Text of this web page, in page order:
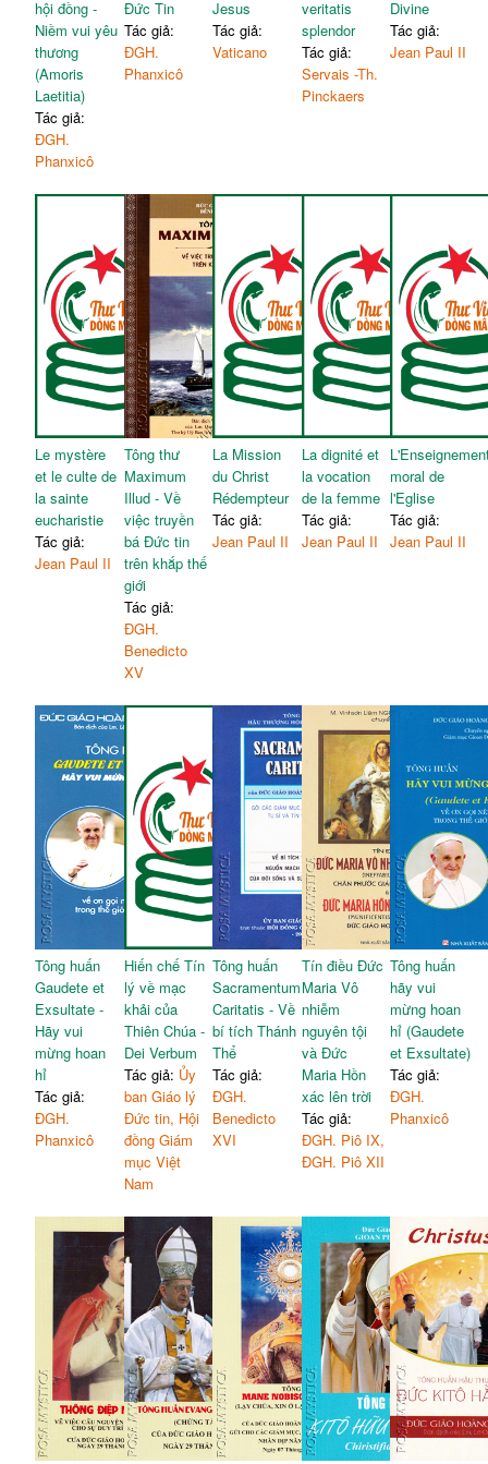
hội đồng -
Niềm vui yêu
thương
(Amoris
Laetitia)
Tác giả:
ĐGH.
Phanxicô
Đức Tin
Tác giả:
ĐGH.
Phanxicô
Jesus
Tác giả:
Vaticano
veritatis
splendor
Tác giả:
Servais -Th.
Pinckaers
Divine
Tác giả:
Jean Paul II
Le mystère
et le culte de
la sainte
eucharistie
Tác giả:
Jean Paul II
Tông thư
Maximum
Illud - Về
việc truyền
bá Đức tin
trên khắp thế
giới
Tác giả:
ĐGH.
Benedicto
XV
La Mission
du Christ
Rédempteur
Tác giả:
Jean Paul II
La dignité et
la vocation
de la femme
Tác giả:
Jean Paul II
moral de
l'Eglise
Tác giả:
Jean Paul II
Tông huấn
Gaudete et
Exsultate -
Hãy vui
mừng hoan
hỉ
Tác giả:
ĐGH.
Phanxicô
Hiến chế Tín
lý về mạc
khải của
Thiên Chúa -
Dei Verbum
Tác giả: Ủy
ban Giáo lý
Đức tin, Hội
đồng Giám
mục Việt
Nam
Tông huấn
Sacramentum
Caritatis - Về
bí tích Thánh
Thể
Tác giả:
ĐGH.
Benedicto
XVI
Tín điều Đức
Maria Vô
nhiễm
nguyên tội
và Đức
Maria Hồn
xác lên trời
Tác giả:
ĐGH. Piô IX,
ĐGH. Piô XII
Tông huấn
hãy vui
mừng hoan
hỉ (Gaudete
et Exsultate)
Tác giả:
ĐGH.
Phanxicô